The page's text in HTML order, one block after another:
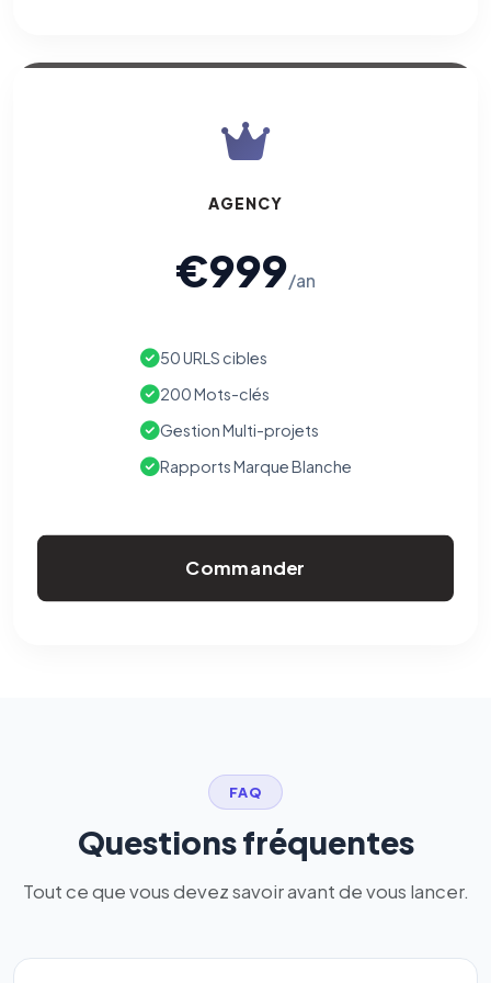
AGENCY
€999/an
50 URLS cibles
200 Mots-clés
Gestion Multi-projets
Rapports Marque Blanche
Commander
FAQ
Questions fréquentes
Tout ce que vous devez savoir avant de vous lancer.